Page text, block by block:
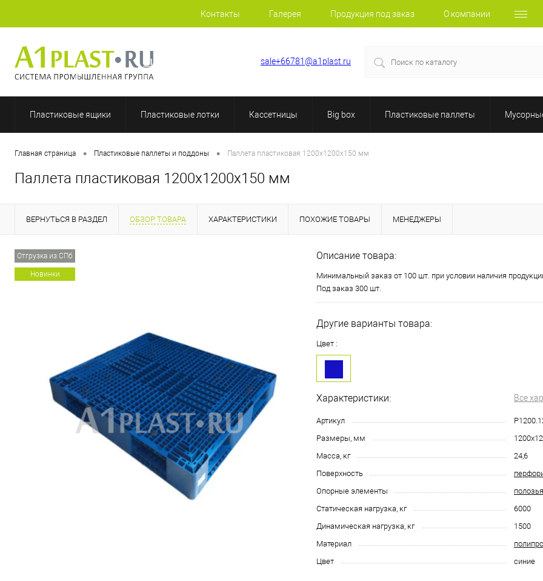
Контакты Галерея Продукция под заказ О компании
+7 (812) 409-36-51 sale+66781@a1plast.ru
Пластиковые ящики Пластиковые лотки Кассетницы Big box Пластиковые паллеты
Главная страница • Пластиковые паллеты и поддоны • Паллета пластиковая 1200х1200х150 мм
Паллета пластиковая 1200х1200х150 мм
ВЕРНУТЬСЯ В РАЗДЕЛ ОБЗОР ТОВАРА ХАРАКТЕРИСТИКИ ПОХОЖИЕ ТОВАРЫ МЕНЕДЖЕРЫ
Отгрузка из СПб
Новинки
Описание товара:
Минимальный заказ от 100 шт. при условии наличия
Под заказ 300 шт.
Другие варианты товара:
Цвет :
Характеристики: Все
Артикул
Размеры, мм
Масса, кг
24,6
Поверхность
Опорные элементы
полозья
Статическая нагрузка, кг
6000
Динамическая нагрузка, кг
1500
Материал
Цвет
синие